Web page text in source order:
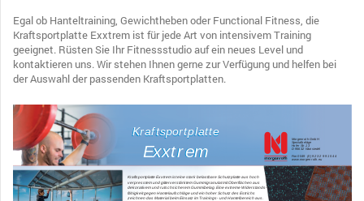
Egal ob Hanteltraining, Gewichtheben oder Functional Fitness, die
Kraftsportplatte Exxtrem ist für jede Art von intensivem Training
geeignet. Rüsten Sie Ihr Fitnessstudio auf ein neues Level und
kontaktieren uns. Wir stehen Ihnen gerne zur Verfügung und helfen bei
der Auswahl der passenden Kraftsportplatten.